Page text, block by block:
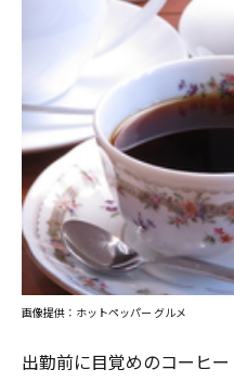
出勤前に目覚めのコーヒ
画像提供：ホットペッパー グルメ